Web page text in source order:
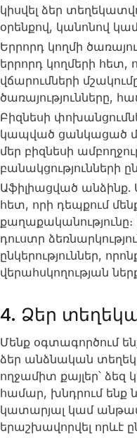
կիսվել ձեր
օրենքով, կանոնով
Երրորդ կողմի
երրորդ կողմերի հետ,
վճարումների
ծառայությունները,
Բիզնեսի
կապված ցանկացած
մեր բիզնեսի
բանակցությունների
Աֆիլիացված անձինք.
հետ, որի դեպքում
դուստր
ընկերություններ,
վերահսկողության
4. Ձեր
Մենք օգտագործում
ձեր անձնական
ողջամիտ քայլեր՝
համար, խնդրում ենք
կատարյալ կամ
երաշխավորվել որևէ